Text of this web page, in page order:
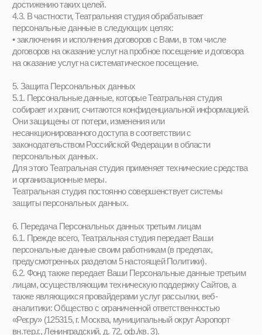
Сайтов, без них Сайты не могут нормально функционировать;
• статистические файлы cookie, которые позволяют
распознавать пользователей, подсчитать их количество и
собрать информацию о произведенных операциях на Сайтах;
• технические файлы cookie, которые собирают информацию о
том, как пользователи взаимодействуют с Сайтами, тем самым
позволяют выявить ошибки и тестировать новые функции для
повышения производительности Сайтов;
использование Вами Сайтов;
• рекламные файлы cookie, которые собирают информацию о
пользователях, источниках трафика, посещенных страницах и
рекламе, отображенной для Вас, а также той, по которой Вы
перешли на рекламируемую страницу. Театральная студия
может использовать рекламные файлы cookie также в
статистических и исследовательских целях.
8.4. Отказаться от обработки cookie-файлов Вы можете с
помощью соответствующих настроек Вашего браузера.
8.5. Когда Вы используете Сайты, Театральной студии
становится доступна следующая информация о Вас: Ваш IP-
адрес, местоположение (страна или город), тип и версия
операционной системы Вашего устройства, тип и версия
браузера на Вашем устройстве, тип устройства и разрешение
его дисплея, источник Вашего трафика, язык операционной
Интернете.
Эти технологии используются для отслеживания Вашего
поведения на сайте и сбора статистической информации о
клиентской базе Фонда в целом для улучшения работы Сайтов.
8.6. Персональные данные, собираемые сервисами веб-
аналитики, обрабатываются при предварительном получении
Согласия на обработку персональных данных,
баннера, размещенного на главной странице сайта.
Обрабатываемые в рамках указанной цели персональные
данные не относятся к специальным категориям или
биометрическим в соответствии со ст. 10–11 Закона о
персональных данных и обрабатываются автоматизированным
способом.